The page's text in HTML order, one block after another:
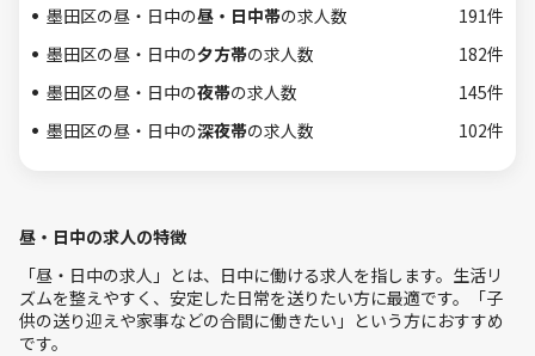
墨田区の昼・日中の昼・日中帯の求人数
191件
墨田区の昼・日中の夕方帯の求人数
182件
墨田区の昼・日中の夜帯の求人数
145件
墨田区の昼・日中の深夜帯の求人数 102件
昼・日中の求人の特徴
「昼・日中の求人」とは、日中に働ける求人を指します。生活リ
ズムを整えやすく、安定した日常を送りたい方に最適です。「子
供の送り迎えや家事などの合間に働きたい」という方におすすめ
です。